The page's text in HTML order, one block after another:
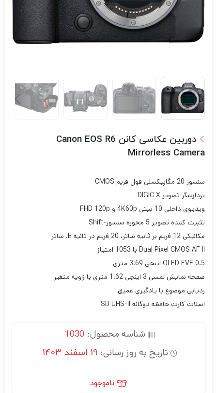
دوربین عکاسی کانن Canon EOS R6
Mirrorless Camera
سنسور 20 مگاپیکسلی فول فریم CMOS
پردازشگر تصویر DIGIC X
ویدیوی داخلی 10 بیتی 4K60p و FHD 120p
تثبیت کننده تصویر 5 محوره سنسور-Shift
مکانیکی 12 فریم بر ثانیه شاتر، 20 فریم در ثانیه E. شاتر
Dual Pixel CMOS AF II با 1053 امتیاز
OLED EVF 0.5 اینچی 3.69 متری
صفحه نمایش لمسی 3 اینچی 1.62 متری با زاویه متغیر
ردیابی موضوع با یادگیری عمیق
اسلات کارت حافظه دوگانه SD UHS-II
شناسه محصول: 1030
تاریخ به روز رسانی: 19 اسفند 1403
ناموجود